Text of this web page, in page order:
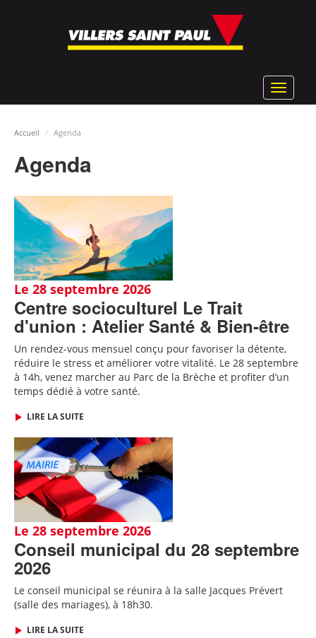
Toggle
Accueil Agenda
Agenda
Le 28 septembre 2026
Centre socioculturel Le Trait
d'union : Atelier Santé & Bien-être
Un rendez-vous mensuel conçu pour favoriser la détente,
réduire le stress et améliorer votre vitalité. Le 28 septembre
à 14h, venez marcher au Parc de la Brèche et profiter d’un
temps dédié à votre santé.
LIRE LA SUITE
Le 28 septembre 2026
Conseil municipal du 28 septembre
2026
Le conseil municipal se réunira à la salle Jacques Prévert
(salle des mariages), à 18h30.
LIRE LA SUITE